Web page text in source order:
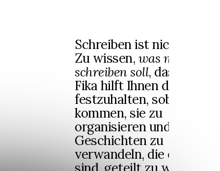
Schreiben ist nicht
Zu wissen, was man
schreiben soll, das ist es.
Fika hilft Ihnen dabei,
festzuhalten, sobald sie
kommen, sie zu
organisieren und in
Geschichten zu
verwandeln, die es wert